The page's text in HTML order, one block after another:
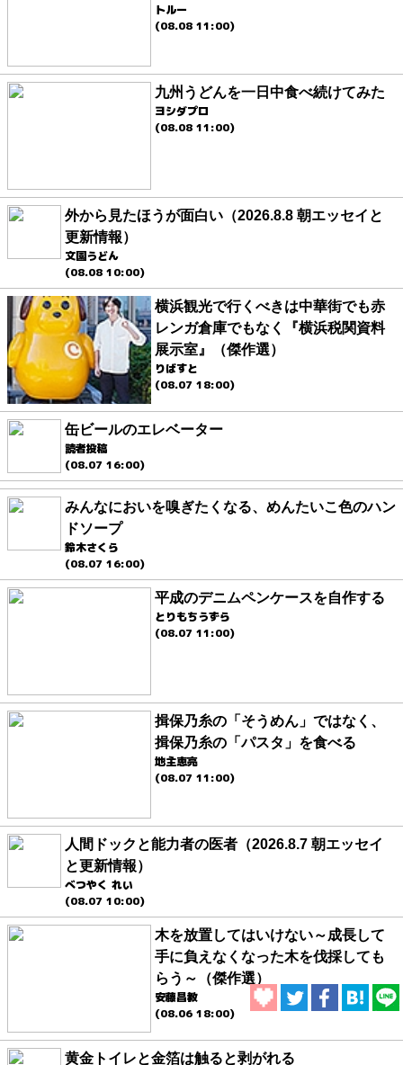
トルー
(08.08 11:00)
九州うどんを一日中食べ続けてみた
ヨシダプロ
(08.08 11:00)
外から見たほうが面白い（2026.8.8 朝エッセイと
更新情報）
文園うどん
(08.08 10:00)
横浜観光で行くべきは中華街でも赤
レンガ倉庫でもなく『横浜税関資料
展示室』（傑作選）
りばすと
(08.07 18:00)
缶ビールのエレベーター
読者投稿
(08.07 16:00)
みんなにおいを嗅ぎたくなる、めんたいこ色のハン
ドソープ
鈴木さくら
(08.07 16:00)
平成のデニムペンケースを自作する
とりもちうずら
(08.07 11:00)
揖保乃糸の「そうめん」ではなく、
揖保乃糸の「パスタ」を食べる
地主恵亮
(08.07 11:00)
人間ドックと能力者の医者（2026.8.7 朝エッセイ
と更新情報）
べつやく れい
(08.07 10:00)
木を放置してはいけない～成長して
手に負えなくなった木を伐採しても
らう～（傑作選）
安藤昌教
(08.06 18:00)
黄金トイレと金箔は触ると剥がれる